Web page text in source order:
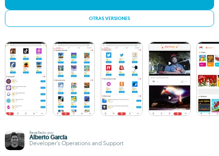
OTRAS VERSIONES
Reseñado por
Alberto García
Developer’s Operations and Support